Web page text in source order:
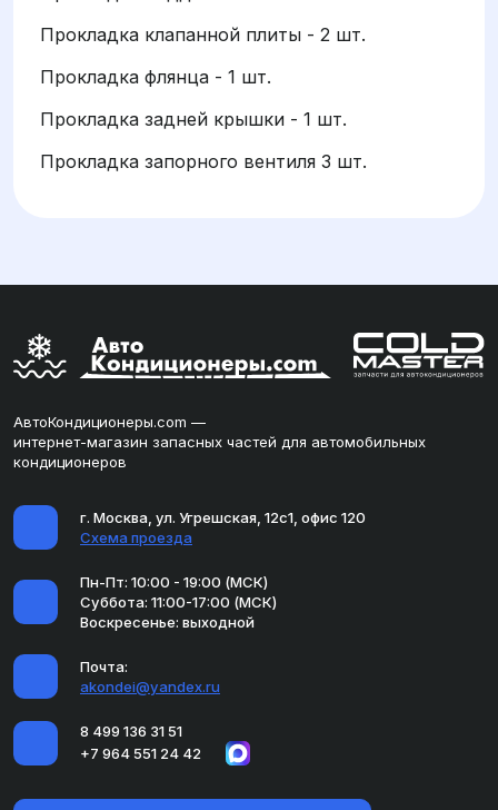
Прокладка клапанной плиты - 2 шт.
Прокладка флянца - 1 шт.
Прокладка задней крышки - 1 шт.
Прокладка запорного вентиля 3 шт.
АвтоКондиционеры.com —
интернет-магазин запасных частей для автомобильных
кондиционеров
г. Москва, ул. Угрешская, 12с1, офис 120
Схема проезда
Пн-Пт: 10:00 - 19:00 (МСК)
Суббота: 11:00-17:00 (МСК)
Воскресенье: выходной
Почта:
akondei@yandex.ru
8 499 136 31 51
+7 964 551 24 42